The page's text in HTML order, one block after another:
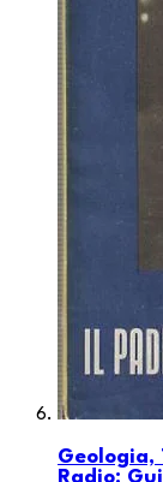
Geologia,
Radio: